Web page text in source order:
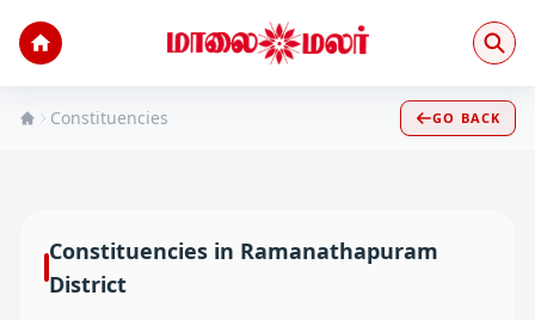
Constituencies GO BACK
Constituencies in Ramanathapuram
District